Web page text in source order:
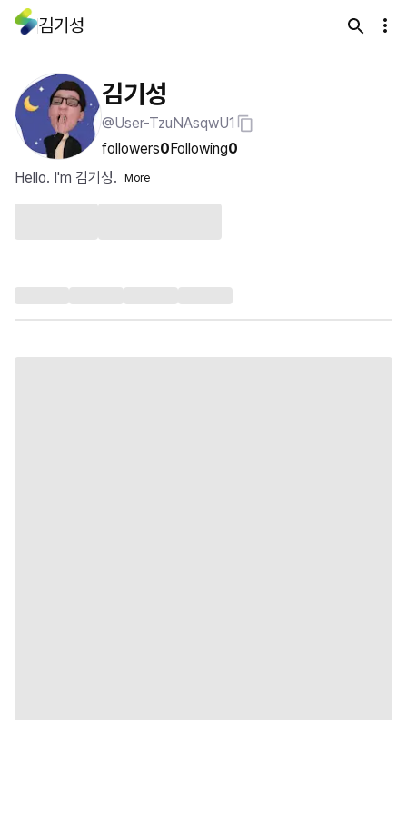
김기성
김기성
@User-TzuNAsqwU1
followers0Following0
Hello. I'm 김기성.
More